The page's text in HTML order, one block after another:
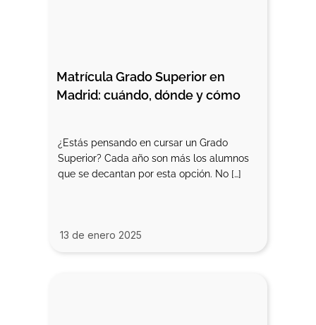
Matrícula Grado Superior en
Madrid: cuándo, dónde y cómo
¿Estás pensando en cursar un Grado
Superior? Cada año son más los alumnos
que se decantan por esta opción. No […]
13 de enero 2025